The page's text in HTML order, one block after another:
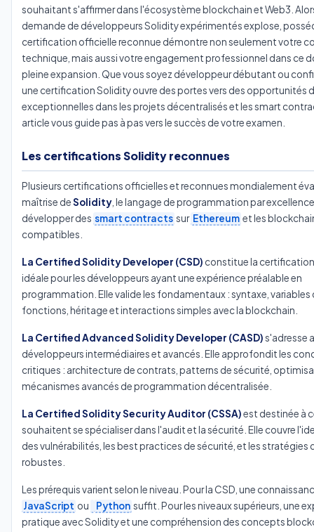
souhaitant s'affirmer dans l'écosystème blockchain et Web3.
demande de développeurs Solidity expérimentés explose,
certification officielle reconnue démontre non seulement votre
technique, mais aussi votre engagement professionnel dans ce
pleine expansion. Que vous soyez développeur débutant ou
une certification Solidity ouvre des portes vers des opportunités
exceptionnelles dans les projets décentralisés et les smart
article vous guide pas à pas vers le succès de votre examen.
Les certifications Solidity reconnues
Plusieurs certifications officielles et reconnues mondialement
maîtrise deSolidity, le langage de programmation par
développer des smart contracts sur Ethereum et les
compatibles.
La Certified Solidity Developer (CSD) constitue la
idéale pour les développeurs ayant une expérience préalable en
programmation. Elle valide les fondamentaux : syntaxe,
fonctions, héritage et interactions simples avec la blockchain.
La Certified Advanced Solidity Developer (CASD)s'adresse
développeurs intermédiaires et avancés. Elle approfondit les
critiques : architecture de contrats, patterns de sécurité,
mécanismes avancés de programmation décentralisée.
La Certified Solidity Security Auditor (CSSA)est destinée à
souhaitent se spécialiser dans l'audit et la sécurité. Elle couvre
des vulnérabilités, les best practices de sécurité, et les stratégies
robustes.
Les prérequis varient selon le niveau. Pour la CSD, une
JavaScript ou Python suffit. Pour les niveaux supérieurs, une
pratique avec Solidity et une compréhension des concepts